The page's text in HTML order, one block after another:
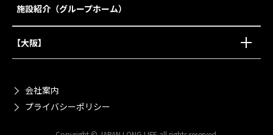
施設紹介（グループホーム）
【大阪】
会社案内
プライバシーポリシー